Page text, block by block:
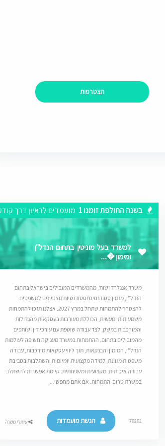
הצטרפות
בשנה החולפת זומנו 1 מועמדים לראיון דרך
למשרד בעל מוניטין בתחום הנדל"ן
ומימון �...
משרד אנגלרד ושות’, מהמשרדים המובילים בישראל בתחום
הנדל”ן, מזמין סטודנטים וסטודנטיות מצטיינים למשפטים
להצטרף להתמחות שתחל במרץ 2027. אצלנו תזכו להתמחות
משמעותית ומעשית, הכוללת מעורבות בעסקאות מהגדולות
והמורכבות במשק, לצד עבודה שוטפת עם עורכי דין ושותפים
מהמובילים בתחום. ההתמחות במשרד מעניקה חשיפה לעולמות
הנדל”ן, המימון והבנקאות, תוך ליווי עסקאות מורכבות, עבודה
משפטית מגוונת, למידה מקצועית יומיומית והשתלבות בסביבת
עבודה איכותית, מקצועית ומשפחתית. קיימת אפשרות להשתלב
במשרת טרום-התמחות. אם אתם מחפשי...
76262 הגשת מועמדות שיתוף משרה